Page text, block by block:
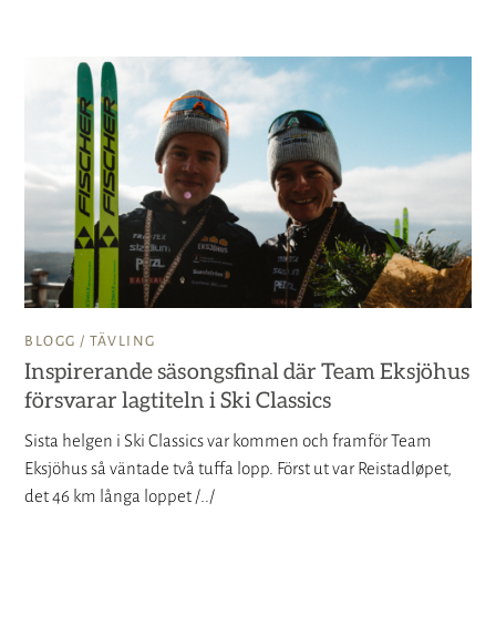
BLOGG / TÄVLING
Inspirerande säsongsfinal där Team Eksjöhus
försvarar lagtiteln i Ski Classics
Sista helgen i Ski Classics var kommen och framför Team
Eksjöhus så väntade två tuffa lopp. Först ut var Reistadløpet,
det 46 km långa loppet /../